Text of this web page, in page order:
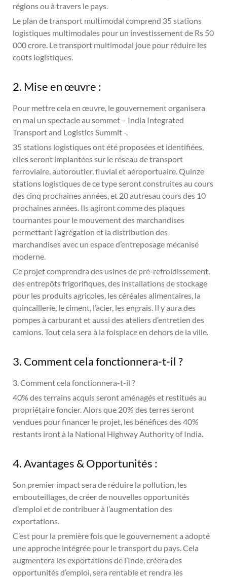
régions ou à travers le pays.
Le plan de transport multimodal comprend 35 stations
logistiques multimodales pour un investissement de Rs 50
000 crore. Le transport multimodal joue pour réduire les
coûts logistiques.
2. Mise en œuvre :
Pour mettre cela en œuvre, le gouvernement organisera
en mai un spectacle au sommet – India Integrated
Transport and Logistics Summit -.
35 stations logistiques ont été proposées et identifiées,
elles seront implantées sur le réseau de transport
ferroviaire, autoroutier, fluvial et aéroportuaire. Quinze
stations logistiques de ce type seront construites au cours
des cinq prochaines années, et 20 autresau cours des 10
prochaines années. Ils agiront comme des plaques
tournantes pour le mouvement des marchandises
permettant l’agrégation et la distribution des
marchandises avec un espace d’entreposage mécanisé
moderne.
Ce projet comprendra des usines de pré-refroidissement,
des entrepôts frigorifiques, des installations de stockage
pour les produits agricoles, les céréales alimentaires, la
quincaillerie, le ciment, l’acier, les engrais. Il y aura des
pompes à carburant et aussi des ateliers d’entretien des
camions. Tout cela sera à la foisplace en dehors de la ville.
3. Comment cela fonctionnera-t-il ?
3. Comment cela fonctionnera-t-il ?
40% des terrains acquis seront aménagés et restitués au
propriétaire foncier. Alors que 20% des terres seront
vendues pour financer le projet, les bénéfices des 40%
restants iront à la National Highway Authority of India.
4. Avantages & Opportunités :
Son premier impact sera de réduire la pollution, les
embouteillages, de créer de nouvelles opportunités
d’emploi et de contribuer à l’augmentation des
exportations.
C’est pour la première fois que le gouvernement a adopté
une approche intégrée pour le transport du pays. Cela
augmentera les exportations de l’Inde, créera des
opportunités d’emploi, sera rentable et rendra les